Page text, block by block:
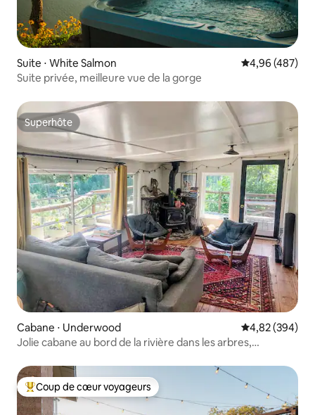
Suite ⋅ White Salmon Évaluation
4,96 (487)
Suite privée, meilleure vue de la gorge
Superhôte
Superhôte
Cabane ⋅ Underwood Évaluation
4,82 (394)
Jolie cabane au bord de la rivière dans les arbres,
Coups de cœur voyageurs les plus appréciés
Coup de cœur voyageurs